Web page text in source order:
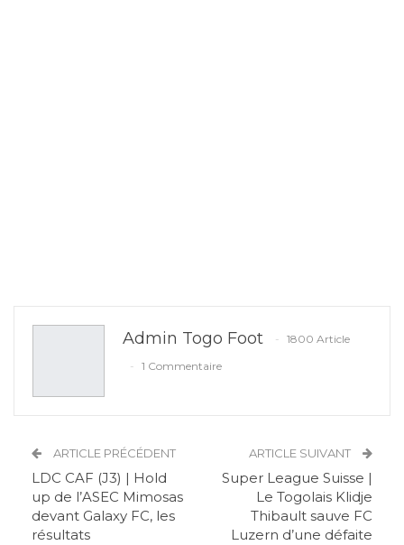
Admin Togo Foot
1800 Article
1 Commentaire
ARTICLE PRÉCÉDENT
LDC CAF (J3) | Hold
up de l’ASEC Mimosas
devant Galaxy FC, les
résultats
ARTICLE SUIVANT
Super League Suisse |
Le Togolais Klidje
Thibault sauve FC
Luzern d’une défaite